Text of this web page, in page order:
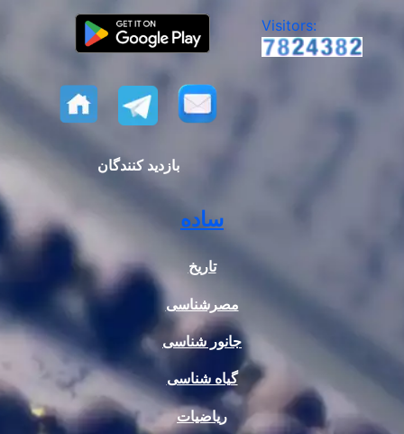
بازدید کنندگان
Visitors:
ساده
تاریخ
مصرشناسی
جانور شناسی
گیاه شناسی
ریاضیات